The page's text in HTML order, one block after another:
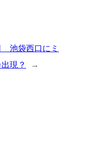
池袋西口にミ
現？
→